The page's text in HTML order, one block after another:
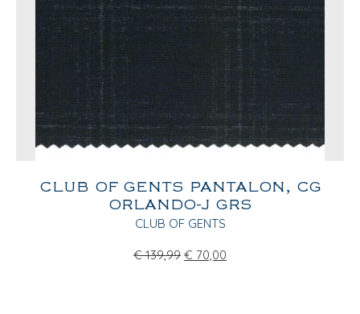
CLUB OF GENTS PANTALON, CG
ORLANDO-J GRS
CLUB OF GENTS
€ 139,99 € 70,00